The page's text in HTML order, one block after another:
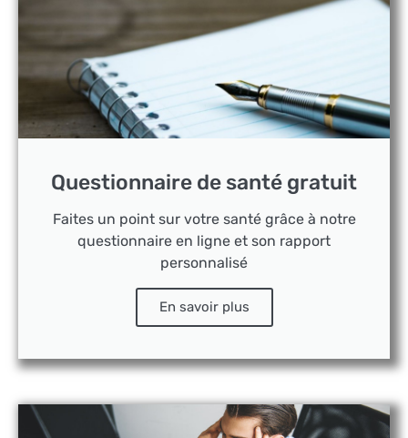
Questionnaire de santé gratuit
Faites un point sur votre santé grâce à notre
questionnaire en ligne et son rapport
personnalisé
En savoir plus